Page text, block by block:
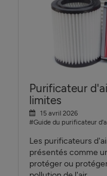
Purificateur
limites
15 avril 2026
#Guide du purificateur
Les purificateurs
présentés comme
protéger ou